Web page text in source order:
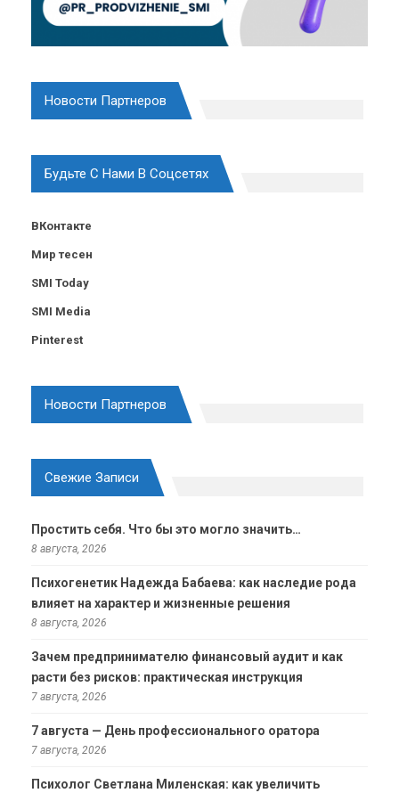
Новости Партнеров
Будьте С Нами В Соцсетях
ВКонтакте
Мир тесен
SMI Today
SMI Media
Pinterest
Новости Партнеров
Свежие Записи
Простить себя. Что бы это могло значить…
8 августа, 2026
Психогенетик Надежда Бабаева: как наследие рода
влияет на характер и жизненные решения
8 августа, 2026
Зачем предпринимателю финансовый аудит и как
расти без рисков: практическая инструкция
7 августа, 2026
7 августа — День профессионального оратора
7 августа, 2026
Психолог Светлана Миленская: как увеличить